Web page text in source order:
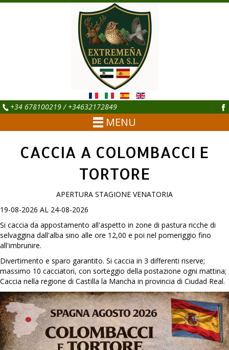
+34 678100219 / +34632172849
MENU
CACCIA A COLOMBACCI E
TORTORE
APERTURA STAGIONE VENATORIA
19-08-2026 AL 24-08-2026
Si caccia da appostamento all'aspetto in zone di pastura ricche di
selvaggina dall'alba sino alle ore 12,00 e poi nel pomeriggio fino
all'imbrunire.
Divertimento e sparo garantito. Si caccia in 3 differenti riserve;
massimo 10 cacciatori, con sorteggio della postazione ogni mattina;
Caccia nella regione di Castilla la Mancha in provincia di Ciudad Real.